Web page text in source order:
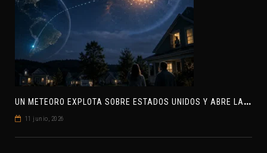
U
N METEORO EXPLOTA SOBRE ESTADOS UNIDOS Y ABRE LA PISTA DE POLAR-IM, UN POSIBLE VISITANTE INTERESTELAR
11 junio, 2026